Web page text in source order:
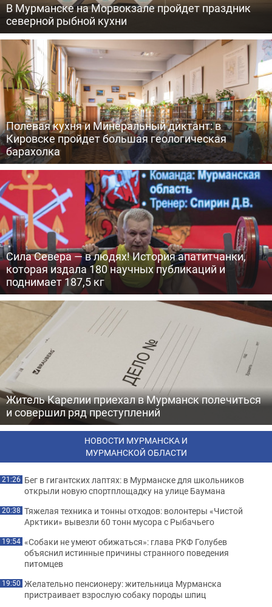
В Мурманске на Морвокзале пройдет праздник
северной рыбной кухни
Полевая кухня и Минеральный диктант: в
Кировске пройдет большая геологическая
барахолка
Сила Севера — в людях! История апатитчанки,
которая издала 180 научных публикаций и
поднимает 187,5 кг
Житель Карелии приехал в Мурманск полечиться
и совершил ряд преступлений
НОВОСТИ МУРМАНСКА И
МУРМАНСКОЙ ОБЛАСТИ
21:26 Бег в гигантских лаптях: в Мурманске для школьников
открыли новую спортплощадку на улице Баумана
20:38 Тяжелая техника и тонны отходов: волонтеры «Чистой
Арктики» вывезли 60 тонн мусора с Рыбачьего
19:54 «Собаки не умеют обижаться»: глава РКФ Голубев
объяснил истинные причины странного поведения
питомцев
19:50 Желательно пенсионеру: жительница Мурманска
пристраивает взрослую собаку породы шпиц